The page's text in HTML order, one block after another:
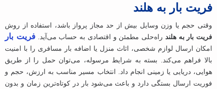
فریت بار به هلند
وقتی حجم یا وزن وسایل بیش از حد مجاز پرواز باشد، استفاده از روش
فریت بار به هلند راه‌حلی مطمئن و اقتصادی به حساب می‌آید.فریت بار
امکان ارسال لوازم شخصی، اثاث منزل یا اضافه بار مسافری را با امنیت
بالا فراهم می‌کند. بسته به شرایط مرسوله، می‌توان حمل را از طریق
هوایی، دریایی یا زمینی انجام داد. انتخاب مسیر مناسب به ارزش، حجم و
فوریت ارسال بستگی دارد و باعث می‌شود بار در کوتاه‌ترین زمان و بدون